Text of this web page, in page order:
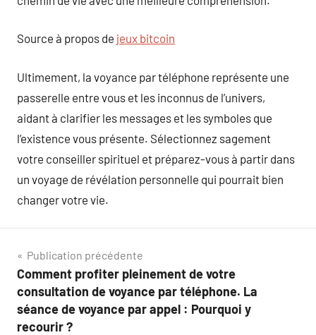
Source à propos de jeux bitcoin
Ultimement, la voyance par téléphone représente une
passerelle entre vous et les inconnus de l’univers,
aidant à clarifier les messages et les symboles que
l’existence vous présente. Sélectionnez sagement
votre conseiller spirituel et préparez-vous à partir dans
un voyage de révélation personnelle qui pourrait bien
changer votre vie.
Navigation
de
l’article
Publication précédente
Comment profiter pleinement de votre
consultation de voyance par téléphone. La
séance de voyance par appel : Pourquoi y
recourir ?